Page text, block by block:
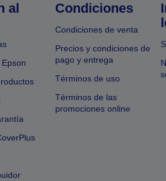
al
Condiciones
Condiciones de venta
Precios y condiciones de
pago y entrega
Términos de uso
Términos de las
promociones online